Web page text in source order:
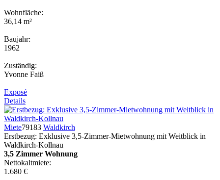
Wohnfläche:
36,14 m²
Baujahr:
1962
Zuständig:
Yvonne Faiß
Exposé
Details
Miete79183 Waldkirch
Erstbezug: Exklusive 3,5-Zimmer-Mietwohnung mit Weitblick in
Waldkirch-Kollnau
3,5 Zimmer Wohnung
Nettokaltmiete:
1.680 €